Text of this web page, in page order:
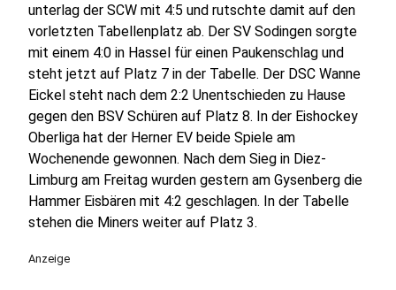
unterlag der SCW mit 4:5 und rutschte damit auf den
vorletzten Tabellenplatz ab. Der SV Sodingen sorgte
mit einem 4:0 in Hassel für einen Paukenschlag und
steht jetzt auf Platz 7 in der Tabelle. Der DSC Wanne
Eickel steht nach dem 2:2 Unentschieden zu Hause
gegen den BSV Schüren auf Platz 8. In der Eishockey
Oberliga hat der Herner EV beide Spiele am
Wochenende gewonnen. Nach dem Sieg in Diez-
Limburg am Freitag wurden gestern am Gysenberg die
Hammer Eisbären mit 4:2 geschlagen. In der Tabelle
stehen die Miners weiter auf Platz 3.
Anzeige